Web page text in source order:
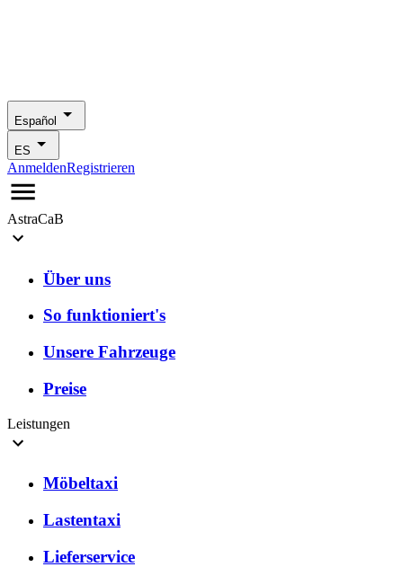
Español
ES
AnmeldenRegistrieren
AstraCaB
Über uns
So funktioniert's
Unsere Fahrzeuge
Preise
Leistungen
Möbeltaxi
Lastentaxi
Lieferservice